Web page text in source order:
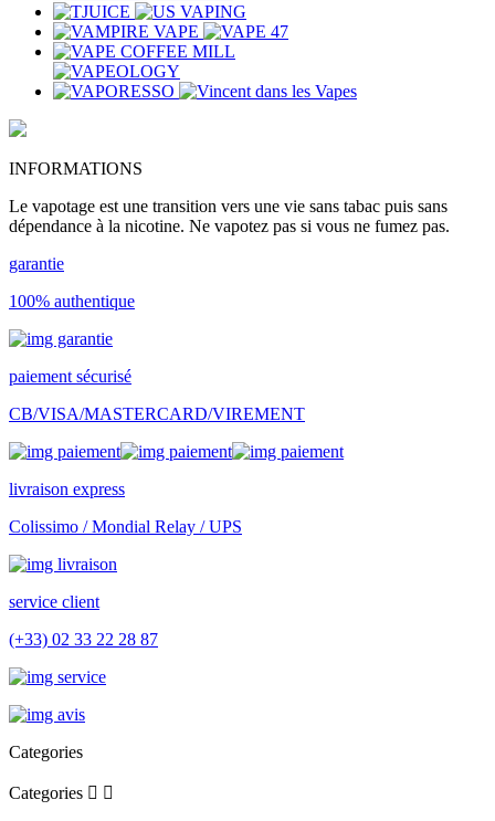
INFORMATIONS
Le vapotage est une transition vers une vie sans tabac puis sans
dépendance à la nicotine. Ne vapotez pas si vous ne fumez pas.
garantie
100% authentique
paiement sécurisé
CB/VISA/MASTERCARD/VIREMENT
livraison express
Colissimo / Mondial Relay / UPS
service client
(+33) 02 33 22 28 87
Categories
Categories  